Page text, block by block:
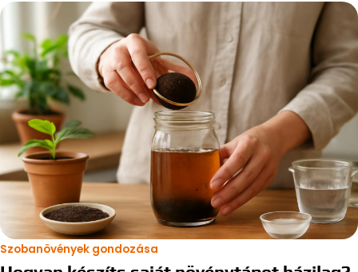
Szobanövények gondozása